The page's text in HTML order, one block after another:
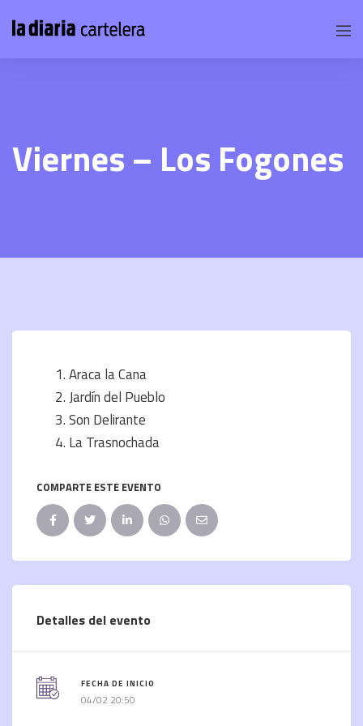
Viernes – Los Fogones
Araca la Cana
Jardín del Pueblo
Son Delirante
La Trasnochada
COMPARTE ESTE EVENTO
Detalles del evento
FECHA DE INICIO
04/02 20:50